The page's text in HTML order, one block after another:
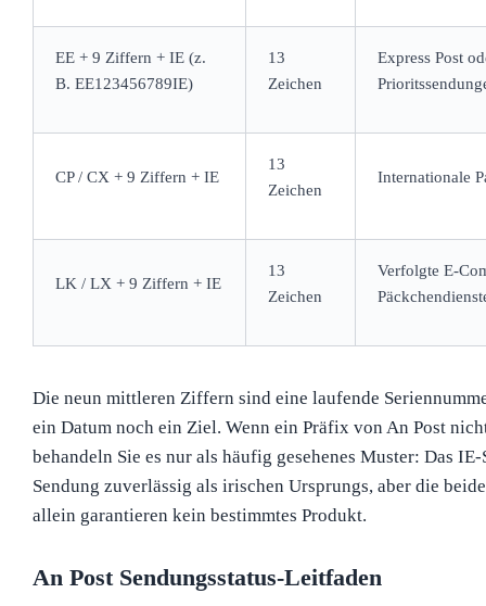
EE + 9 Ziffern + IE (z.
B. EE123456789IE)
13
Zeichen
Express Post
CP / CX + 9 Ziffern + IE
13
Zeichen
Internationale
LK / LX + 9 Ziffern + IE
13
Zeichen
Verfolgte E-
Die neun mittleren Ziffern sind eine laufende
ein Datum noch ein Ziel. Wenn ein Präfix von An Post
behandeln Sie es nur als häufig gesehenes Muster: Das
Sendung zuverlässig als irischen Ursprungs, aber die
allein garantieren kein bestimmtes Produkt.
An Post Sendungsstatus-Leitfaden